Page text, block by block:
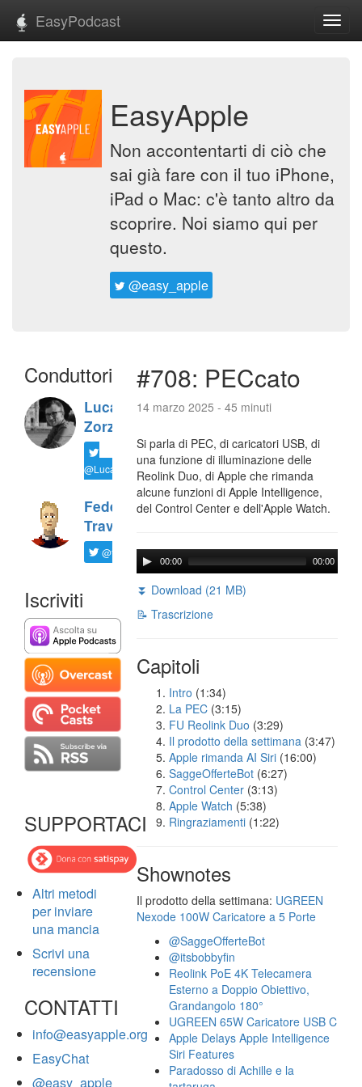
EasyPodcast
EasyApple
Non accontentarti di ciò che
sai già fare con il tuo iPhone,
iPad o Mac: c'è tanto altro da
scoprire. Noi siamo qui per
questo.
@easy_apple
Conduttori
Luca
Zorzi
@LucaTNT
Federico
Travaini
@ftrava
Iscriviti
SUPPORTACI
Altri metodi
per inviare
una mancia
Scrivi una
recensione
CONTATTI
info@easyapple.org
EasyChat
@easy_apple
#708: PECcato
14 marzo 2025 - 45 minuti
Si parla di PEC, di caricatori USB, di
una funzione di illuminazione delle
Reolink Duo, di Apple che rimanda
alcune funzioni di Apple Intelligence,
del Control Center e dell'Apple Watch.
00:00 00:00
⏬ Download (21 MB)
📝 Trascrizione
Capitoli
Intro (1:34)
La PEC (3:15)
FU Reolink Duo (3:29)
Il prodotto della settimana (3:47)
Apple rimanda AI Siri (16:00)
SaggeOfferteBot (6:27)
Control Center (3:13)
Apple Watch (5:38)
Ringraziamenti (1:22)
Shownotes
Il prodotto della settimana: UGREEN
Nexode 100W Caricatore a 5 Porte
@SaggeOfferteBot
@itsbobbyfin
Reolink PoE 4K Telecamera
Esterno a Doppio Obiettivo,
Grandangolo 180°
UGREEN 65W Caricatore USB C
Apple Delays Apple Intelligence
Siri Features
Paradosso di Achille e la